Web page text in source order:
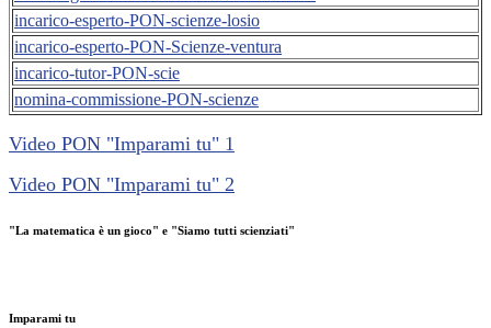
incarico-esperto-PON-scienze-losio
incarico-esperto-PON-Scienze-ventura
incarico-tutor-PON-scie
nomina-commissione-PON-scienze
Video PON "Imparami tu" 1
Video PON "Imparami tu" 2
"La matematica è un gioco" e "Siamo tutti scienziati"
Imparami tu